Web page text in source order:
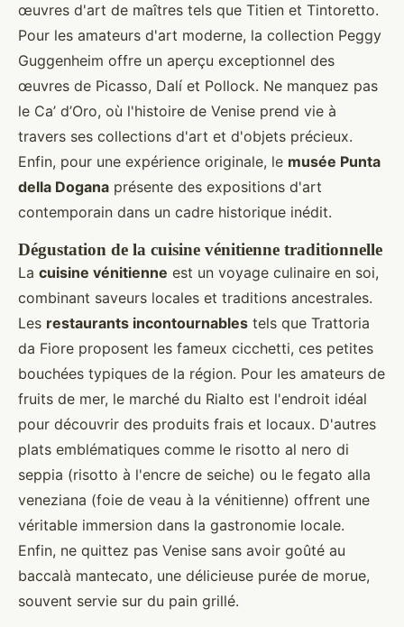
œuvres d'art de maîtres tels que Titien et Tintoretto.
Pour les amateurs d'art moderne, la collection Peggy
Guggenheim offre un aperçu exceptionnel des
œuvres de Picasso, Dalí et Pollock. Ne manquez pas
le Ca’ d’Oro, où l'histoire de Venise prend vie à
travers ses collections d'art et d'objets précieux.
Enfin, pour une expérience originale, le musée Punta
della Dogana présente des expositions d'art
contemporain dans un cadre historique inédit.
Dégustation de la cuisine vénitienne traditionnelle
La cuisine vénitienne est un voyage culinaire en soi,
combinant saveurs locales et traditions ancestrales.
Les restaurants incontournables tels que Trattoria
da Fiore proposent les fameux cicchetti, ces petites
bouchées typiques de la région. Pour les amateurs de
fruits de mer, le marché du Rialto est l'endroit idéal
pour découvrir des produits frais et locaux. D'autres
plats emblématiques comme le risotto al nero di
seppia (risotto à l'encre de seiche) ou le fegato alla
veneziana (foie de veau à la vénitienne) offrent une
véritable immersion dans la gastronomie locale.
Enfin, ne quittez pas Venise sans avoir goûté au
baccalà mantecato, une délicieuse purée de morue,
souvent servie sur du pain grillé.